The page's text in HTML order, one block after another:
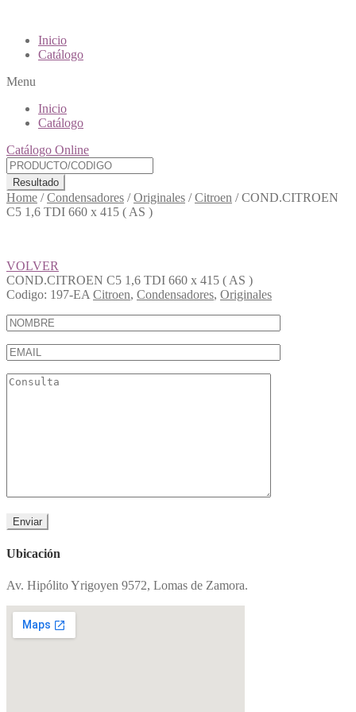
Inicio
Catálogo
Menu
Inicio
Catálogo
Catálogo Online
Resultado
Home /Condensadores /Originales /Citroen /COND.CITROEN
C5 1,6 TDI 660 x 415 ( AS )
VOLVER
COND.CITROEN C5 1,6 TDI 660 x 415 ( AS )
Codigo: 197-EA Citroen, Condensadores, Originales
Ubicación
Av. Hipólito Yrigoyen 9572, Lomas de Zamora.